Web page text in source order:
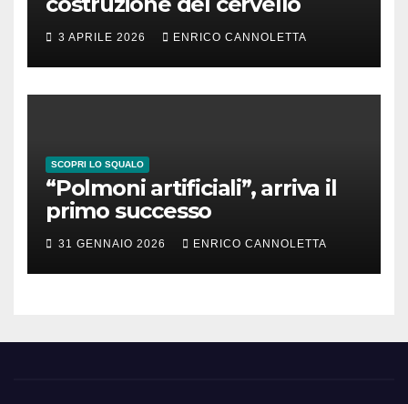
3 APRILE 2026 ENRICO CANNOLETTA
SCOPRI LO SQUALO
“Polmoni artificiali”, arriva il
primo successo
31 GENNAIO 2026 ENRICO CANNOLETTA